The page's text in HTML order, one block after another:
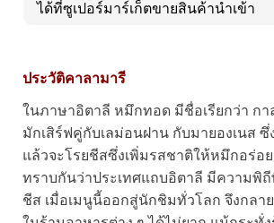
ได้ที่ซูเปอร์มาร์เก็ตขายสินค้านำเข้า
ประวัติคาลามารี
ในภาษาอิตาลี หมึกทอด มีชื่อเรียกว่า กา
มักเสิร์ฟคู่กับเลม่อนฝาน กับมายองเนส
แล้วจะโรยชีสซึ่งเพิ่มรสชาติให้หมึกอร่อ
ทราบกันว่าประเทศแถบอิตาลี มีความพิถี
ชีส เมื่อเมนูนี้ออกสู่นักชิมทั่วโลก จึงกลา